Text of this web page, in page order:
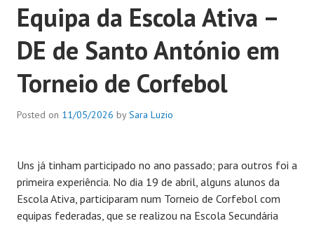
Equipa da Escola Ativa –
DE de Santo António em
Torneio de Corfebol
Posted on 11/05/2026 bySara Luzio
Uns já tinham participado no ano passado; para outros foi a
primeira experiência. No dia 19 de abril, alguns alunos da
Escola Ativa, participaram num Torneio de Corfebol com
equipas federadas, que se realizou na Escola Secundária